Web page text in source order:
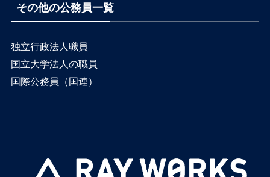
その他の公務員一覧
独立行政法人職員
国立大学法人の職員
国際公務員（国連）